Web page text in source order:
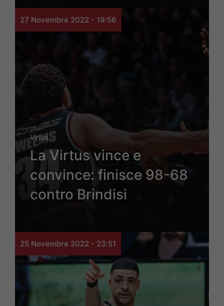
27 Novembre 2022 - 19:56
Virtus
La Virtus vince e
convince: finisce 98-68
contro Brindisi
25 Novembre 2022 - 23:51